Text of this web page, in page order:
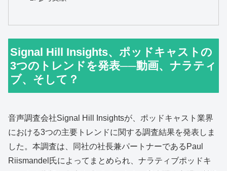
Signal Hill Insights、ポッドキャストの
3つのトレンドを発表──動画、ナラティ
ブ、そして？
音声調査会社Signal Hill Insightsが、ポッドキャスト業界
における3つの主要トレンドに関する調査結果を発表しま
した。本調査は、同社の社長兼パートナーであるPaul
Riismandel氏によってまとめられ、ナラティブポッドキ